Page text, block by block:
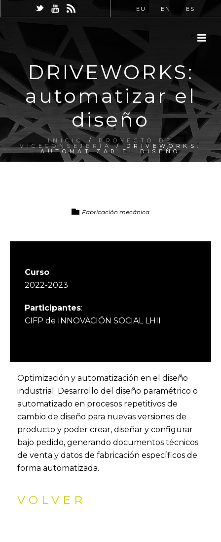
EU EN ES
DRIVEWORKS:
automatizar el
diseño
INICIO / PROYECTO DE
VICECONSEJERÍA/ DRIVEWORKS:
AUTOMATIZAR EL DISEÑO
Fabricación mecánica
Curso:
2022-2023
Participantes:
CIFP de INNOVACIÓN SOCIAL LHII
Optimización y automatización en el diseño
industrial. Desarrollo del diseño paramétrico o
automatizado en procesos repetitivos de
cambio de diseño para nuevas versiones de
producto y poder crear, diseñar y configurar
bajo pedido, generando documentos técnicos
de venta y datos de fabricación específicos de
forma automatizada.
VOLVER